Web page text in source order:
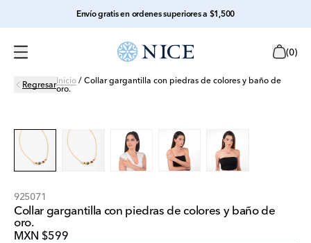
Envío gratis en ordenes superiores a $1,500
(0)
RegresarInicio / Collar gargantilla con piedras de colores y baño de
oro.
925071
Collar gargantilla con piedras de colores y baño de
oro.
MXN $599